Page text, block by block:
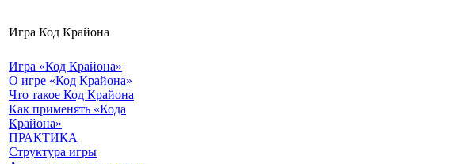
Игра Код Крайона
Игра «Код Крайона»
О игре «Код Крайона»
Что такое Код Крайона
Как применять «Кода
Крайона»
ПРАКТИКА
Структура игры